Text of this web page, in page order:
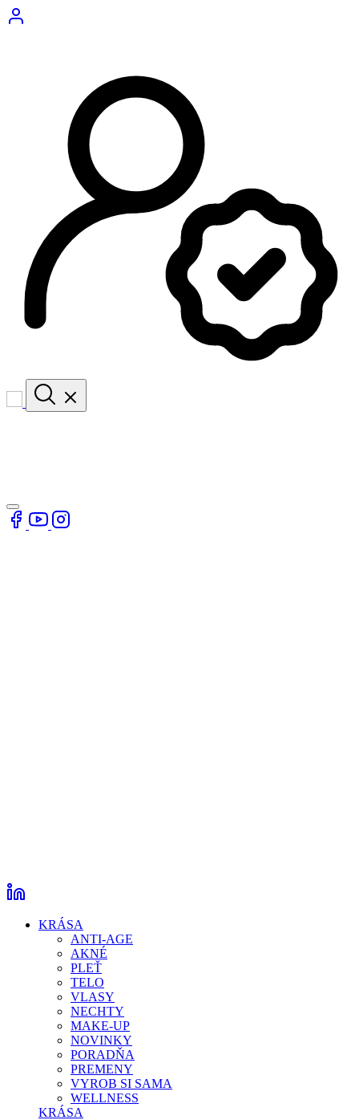
KRÁSA
ANTI-AGE
AKNÉ
PLEŤ
TELO
VLASY
NECHTY
MAKE-UP
NOVINKY
PORADŇA
PREMENY
VYROB SI SAMA
WELLNESS
KRÁSA